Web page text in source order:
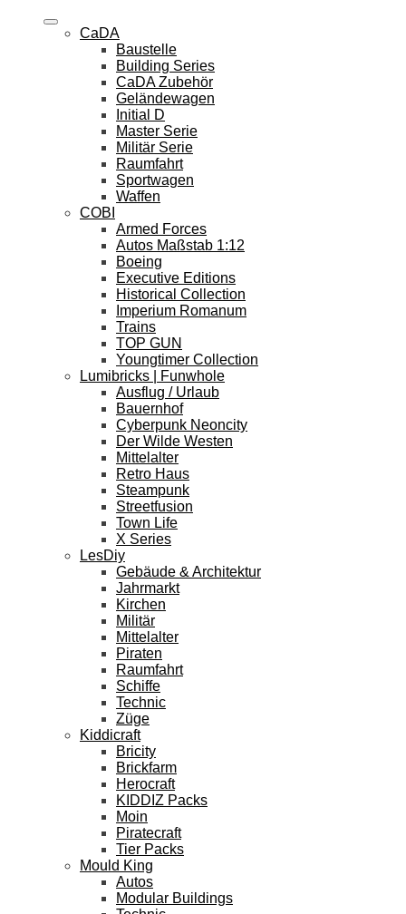
CaDA
Baustelle
Building Series
CaDA Zubehör
Geländewagen
Initial D
Master Serie
Militär Serie
Raumfahrt
Sportwagen
Waffen
COBI
Armed Forces
Autos Maßstab 1:12
Boeing
Executive Editions
Historical Collection
Imperium Romanum
Trains
TOP GUN
Youngtimer Collection
Lumibricks | Funwhole
Ausflug / Urlaub
Bauernhof
Cyberpunk Neoncity
Der Wilde Westen
Mittelalter
Retro Haus
Steampunk
Streetfusion
Town Life
X Series
LesDiy
Gebäude & Architektur
Jahrmarkt
Kirchen
Militär
Mittelalter
Piraten
Raumfahrt
Schiffe
Technic
Züge
Kiddicraft
Bricity
Brickfarm
Herocraft
KIDDIZ Packs
Moin
Piratecraft
Tier Packs
Mould King
Autos
Modular Buildings